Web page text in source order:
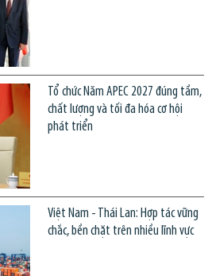
Tổ chức Năm APEC 2027 đúng tầm,
chất lượng và tối đa hóa cơ hội
phát triển
Việt Nam - Thái Lan: Hợp tác vững
chắc, bền chặt trên nhiều lĩnh vực